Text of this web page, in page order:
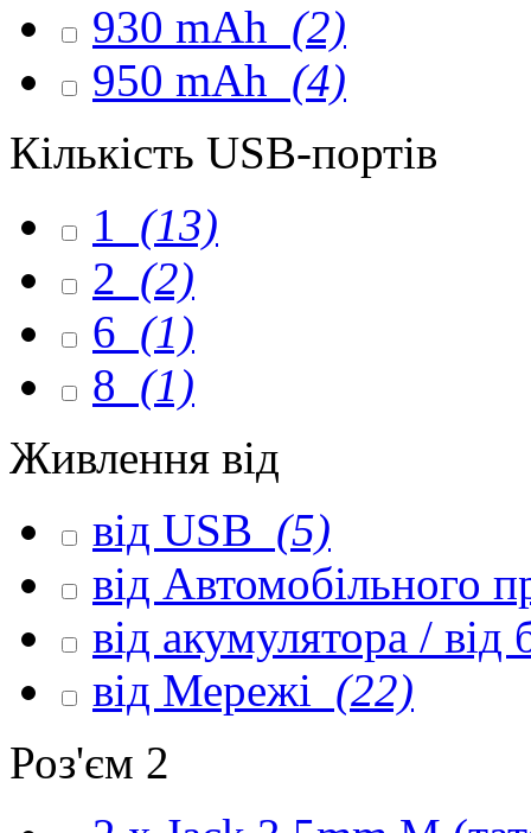
930 mAh (2)
950 mAh (4)
Кількість USB-портів
1 (13)
2 (2)
6 (1)
8 (1)
Живлення від
від USB (5)
від Автомобільного
від акумулятора / від
від Мережі (22)
Роз'єм 2